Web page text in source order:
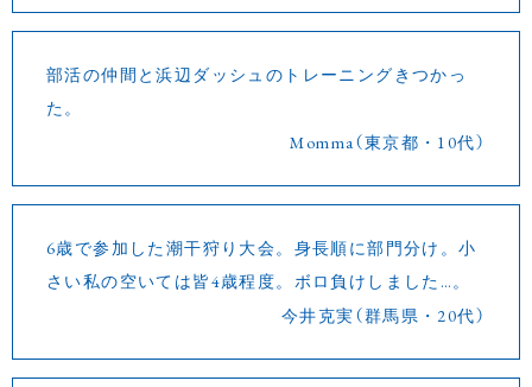
部活の仲間と浜辺ダッシュのトレーニングきつかっ
た。
Momma（東京都・10代）
6歳で参加した潮干狩り大会。身長順に部門分け。小
さい私の空いては皆4歳程度。ボロ負けしました…。
今井克実（群馬県・20代）